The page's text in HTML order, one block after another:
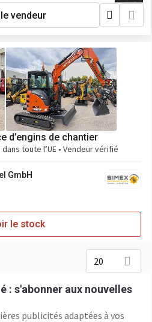
vendeur
d’engins de chantier
toute l’UE • Vendeur vérifié
GmbH
le stock
20
: s'abonner aux nouvelles
publicités adaptées à vos